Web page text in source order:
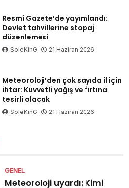
Resmi Gazete’de yayımlandı:
Devlet tahvillerine stopaj
düzenlemesi
SoleKinG 21 Haziran 2026
Meteoroloji’den çok sayıda il için
ihtar: Kuvvetli yağış ve fırtına
tesirli olacak
SoleKinG 21 Haziran 2026
GENEL
Meteoroloji uyardı: Kimi